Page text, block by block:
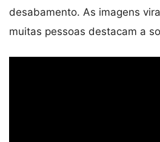
desabamento. As imagens
muitas pessoas destacam a